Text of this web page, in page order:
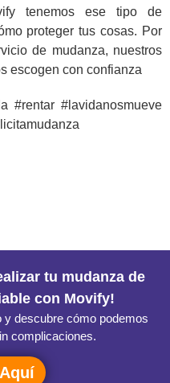
tenemos ese tipo de
proteger tus cosas. Por
de mudanza, nuestros
escogen con confianza
#rentar #lavidanosmueve
tu mudanza de
con Movify!
descubre cómo podemos
complicaciones.